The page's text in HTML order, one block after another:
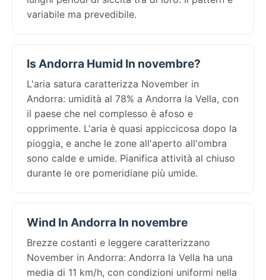
variabile ma prevedibile.
Is Andorra Humid In novembre?
L'aria satura caratterizza November in
Andorra: umidità al 78% a Andorra la Vella, con
il paese che nel complesso è afoso e
opprimente. L'aria è quasi appiccicosa dopo la
pioggia, e anche le zone all'aperto all'ombra
sono calde e umide. Pianifica attività al chiuso
durante le ore pomeridiane più umide.
Wind In Andorra In novembre
Brezze costanti e leggere caratterizzano
November in Andorra: Andorra la Vella ha una
media di 11 km/h, con condizioni uniformi nella